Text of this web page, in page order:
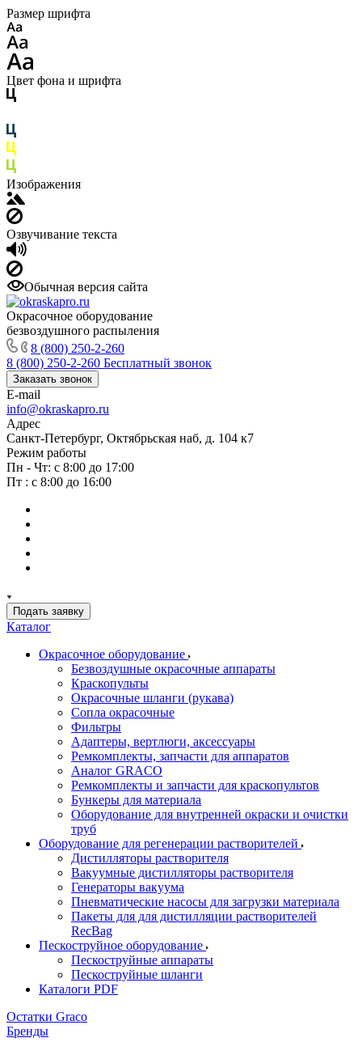
Размер шрифта
Цвет фона и шрифта
Изображения
Озвучивание текста
Обычная версия сайта
Окрасочное оборудование
безвоздушного распыления
8 (800) 250-2-260
8 (800) 250-2-260 Бесплатный звонок
Заказать звонок
E-mail
info@okraskapro.ru
Адрес
Санкт-Петербург, Октябрьская наб, д. 104 к7
Режим работы
Пн - Чт: с 8:00 до 17:00
Пт : с 8:00 до 16:00
Подать заявку
Каталог
Окрасочное оборудование
Безвоздушные окрасочные аппараты
Краскопульты
Окрасочные шланги (рукава)
Сопла окрасочные
Фильтры
Адаптеры, вертлюги, аксессуары
Ремкомплекты, запчасти для аппаратов
Аналог GRACO
Ремкомплекты и запчасти для краскопультов
Бункеры для материала
Оборудование для внутренней окраски и очистки
труб
Оборудование для регенерации растворителей
Дистилляторы растворителя
Вакуумные дистилляторы растворителя
Генераторы вакуума
Пневматические насосы для загрузки материала
Пакеты для для дистилляции растворителей
RecBag
Пескоструйное оборудование
Пескоструйные аппараты
Пескоструйные шланги
Каталоги PDF
Остатки Graco
Бренды